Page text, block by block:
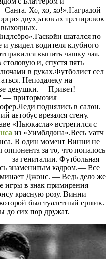
Санта. Хо, хо, хо!».Наградой
двухразовых тренировок
шатался по
и увидел водителя клубного
выпить чашку чая.
столовую и, спустя пять
в руках.Футболист сел
Неподалеку на
девушки.— Привет!
— притормозил
поднялись в салон.
автобус врезался стену.
«Ньюкасла» встретился с
из «Уимблдона».Весь матч
В один момент Винни не
за то, что попалось
за гениталии. Футбольная
знаменитым кадром.— Все
Джонс. — Ведь дело же
игры в знак примирения
красную розу. Винни
был туалетный ершик.
до сих пор дружат.